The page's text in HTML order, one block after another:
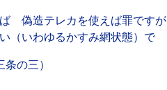
ば 偽造テレカを使えば罪ですが
（いわゆるかすみ網状態）で
の三）